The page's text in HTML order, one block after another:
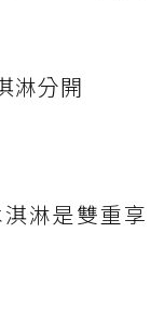
淋分開
淋是雙重享